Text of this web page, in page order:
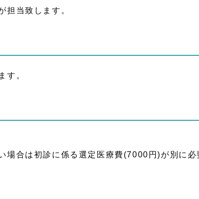
当致します。
す。
場合は初診に係る選定医療費(7000円)が別に必